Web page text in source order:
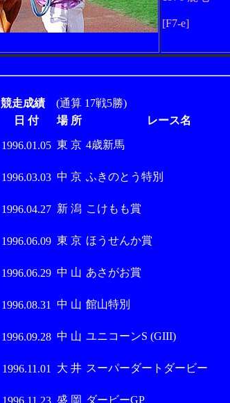
[F7-e]
競走成績(通算 17戦5勝)
日 付
場 所 レース名
1996.01.05 東 京 4歳新馬
1996.03.03 中 京 ふきのとう特別
1996.04.27 新 潟 こけもも賞
1996.06.09 東 京 ほうせんか賞
1996.06.29 中 山 あさがお賞
1996.08.31 中 山 館山特別
1996.09.28 中 山 ユニコーンS (GIII)
1996.11.01 大 井 スーパーダートダービー
1996.11.23 盛 岡 ダービーGP